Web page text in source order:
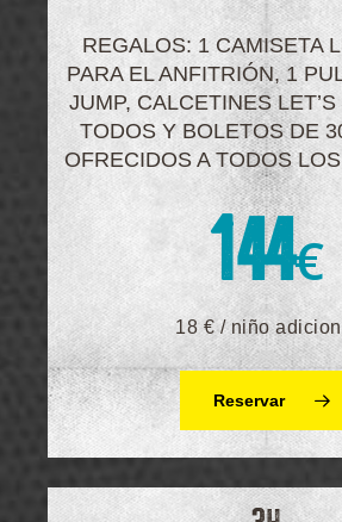
REGALOS: 1 CAMISETA
PARA EL ANFITRIÓN, 1
JUMP, CALCETINES
TODOS Y BOLETOS DE
OFRECIDOS A TODOS
144€
18 € / niño
Reservar